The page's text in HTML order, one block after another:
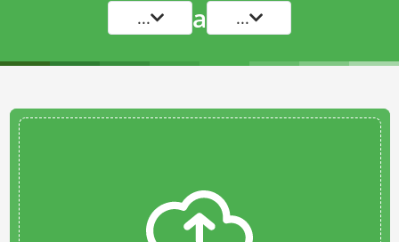
... a ...